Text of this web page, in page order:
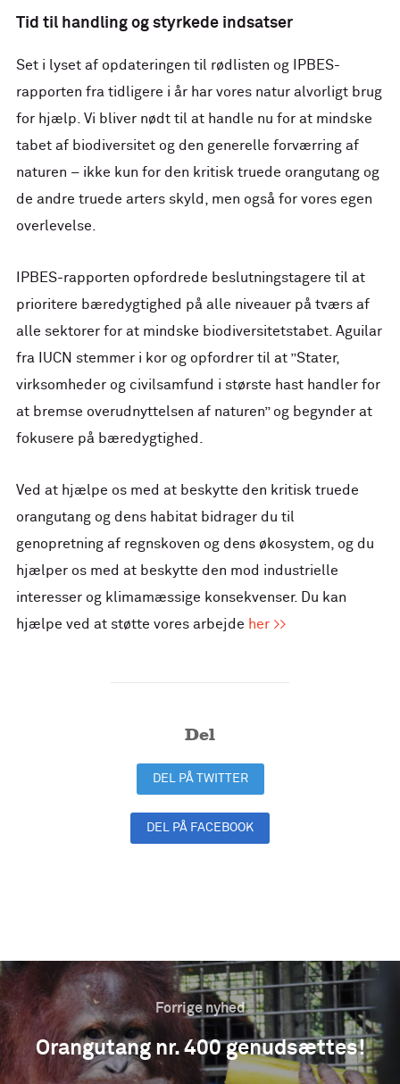
Tid til handling og styrkede indsatser
Set i lyset af opdateringen til rødlisten og IPBES-
rapporten fra tidligere i år har vores natur alvorligt brug
for hjælp. Vi bliver nødt til at handle nu for at mindske
tabet af biodiversitet og den generelle forværring af
naturen – ikke kun for den kritisk truede orangutang og
de andre truede arters skyld, men også for vores egen
overlevelse.
IPBES-rapporten opfordrede beslutningstagere til at
prioritere bæredygtighed på alle niveauer på tværs af
alle sektorer for at mindske biodiversitetstabet. Aguilar
fra IUCN stemmer i kor og opfordrer til at ”Stater,
virksomheder og civilsamfund i største hast handler for
at bremse overudnyttelsen af naturen” og begynder at
fokusere på bæredygtighed.
Ved at hjælpe os med at beskytte den kritisk truede
orangutang og dens habitat bidrager du til
genopretning af regnskoven og dens økosystem, og du
hjælper os med at beskytte den mod industrielle
interesser og klimamæssige konsekvenser. Du kan
hjælpe ved at støtte vores arbejde her >>
Del
DEL PÅ TWITTER
DEL PÅ FACEBOOK
Forrige nyhed
Orangutang nr. 400 genudsættes!